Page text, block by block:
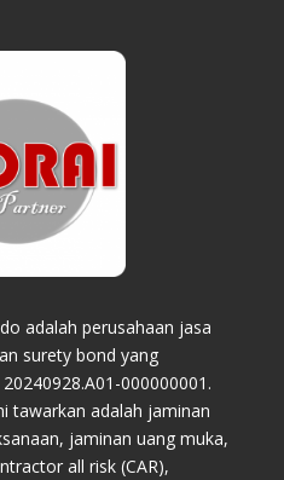
adalah perusahaan jasa
surety bond yang
000000001.
tawarkan adalah jaminan
jaminan uang muka,
all risk (CAR),